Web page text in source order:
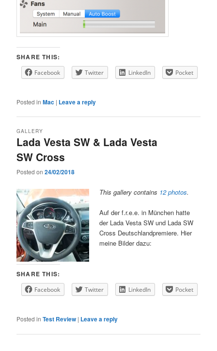
SHARE THIS:
Facebook Twitter LinkedIn Pocket
Posted in Mac | Leave a reply
Lada Vesta SW & Lada Vesta
SW Cross
GALLERY
Posted on24/02/2018
This gallery contains 12 photos.
Auf der f.r.e.e. in München hatte
der Lada Vesta SW und Lada SW
Cross Deutschlandpremiere. Hier
meine Bilder dazu:
SHARE THIS:
Facebook Twitter LinkedIn Pocket
Posted in Test Review | Leave a reply